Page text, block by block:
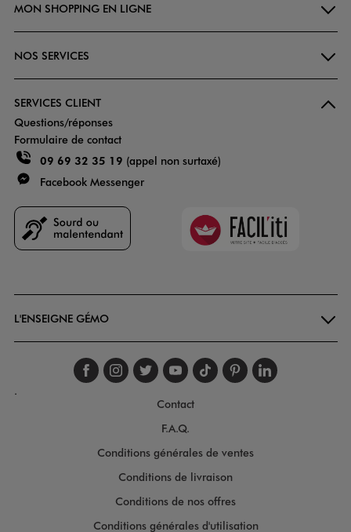
MON SHOPPING EN LIGNE
NOS SERVICES
SERVICES CLIENT
Questions/réponses
Formulaire de contact
09 69 32 35 19 (appel non surtaxé)
Facebook Messenger
Faciliti
L'ENSEIGNE GÉMO
Suivez-nous sur
Suivez-nous sur
Suivez-nous sur
Suivez-nous
Suivez-nous
Suivez-
.
Contact
F.A.Q.
Conditions générales de ventes
Conditions de livraison
Conditions de nos offres
Conditions générales d'utilisation